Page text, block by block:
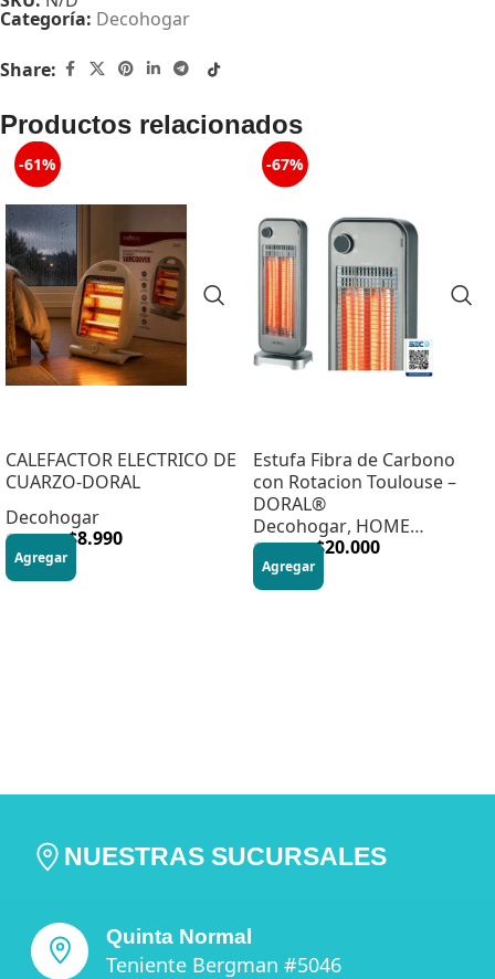
Categoría: Decohogar
Share:
Productos relacionados
-61%
CALEFACTOR ELECTRICO DE
CUARZO-DORAL
Decohogar
$22.990 $8.990
Agregar
-67%
Estufa Fibra de Carbono
con Rotacion Toulouse –
DORAL®
Decohogar, HOME
DECOHOGAR
$59.990 $20.000
Agregar
NUESTRAS SUCURSALES
Quinta Normal
Teniente Bergman #5046